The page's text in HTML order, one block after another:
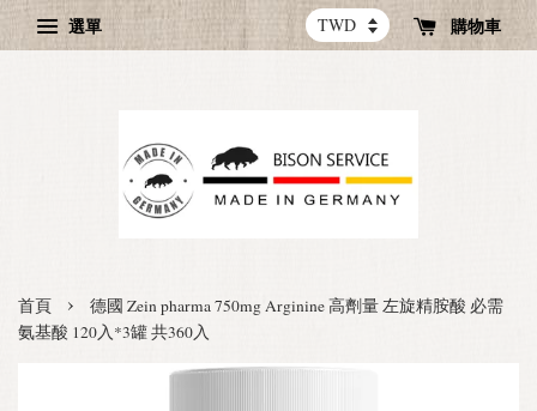
選單 購物車
首頁 ›
德國 Zein pharma 750mg Arginine 高劑量 左旋精胺酸 必需
氨基酸 120入*3罐 共360入